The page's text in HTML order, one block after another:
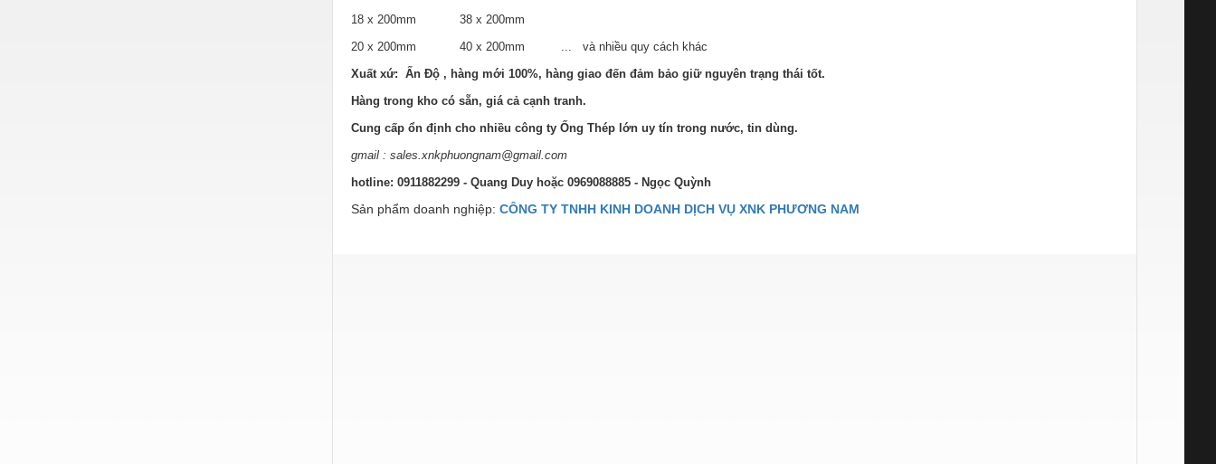
18 x 200mm 38 x 200mm
20 x 200mm 40 x 200mm ... và nhiều quy cách khác
Xuất xứ: Ấn Độ , hàng mới 100%, hàng giao đến đảm bảo giữ nguyên trạng thái tốt.
Hàng trong kho có sẵn, giá cả cạnh tranh.
Cung cấp ổn định cho nhiều công ty Ống Thép lớn uy tín trong nước, tin dùng.
gmail : sales.xnkphuongnam@gmail.com
hotline: 0911882299 - Quang Duy hoặc 0969088885 - Ngọc Quỳnh
Sản phẩm doanh nghiệp: CÔNG TY TNHH KINH DOANH DỊCH VỤ XNK PHƯƠNG NAM